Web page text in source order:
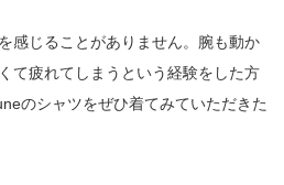
感じることがありません。腕も動か
て疲れてしまうという経験をした方
のシャツをぜひ着てみていただきた